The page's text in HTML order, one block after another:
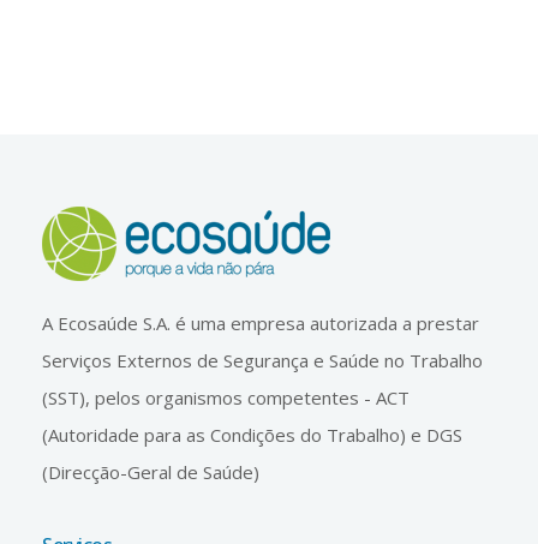
A Ecosaúde S.A. é uma empresa autorizada a prestar
Serviços Externos de Segurança e Saúde no Trabalho
(SST), pelos organismos competentes - ACT
(Autoridade para as Condições do Trabalho) e DGS
(Direcção-Geral de Saúde)